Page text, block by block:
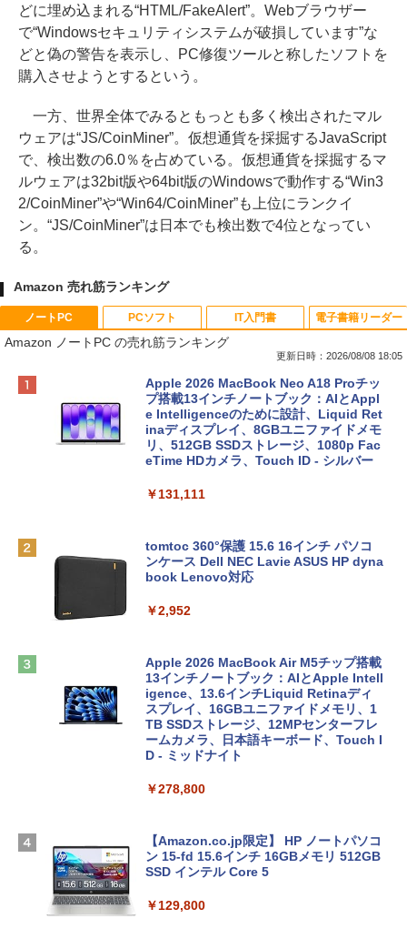
どに埋め込まれる“HTML/FakeAlert”。Webブラウザー
で“Windowsセキュリティシステムが破損しています”な
どと偽の警告を表示し、PC修復ツールと称したソフトを
購入させようとするという。
一方、世界全体でみるともっとも多く検出されたマル
ウェアは“JS/CoinMiner”。仮想通貨を採掘するJavaScript
で、検出数の6.0％を占めている。仮想通貨を採掘するマ
ルウェアは32bit版や64bit版のWindowsで動作する“Win3
2/CoinMiner”や“Win64/CoinMiner”も上位にランクイ
ン。“JS/CoinMiner”は日本でも検出数で4位となってい
る。
Amazon 売れ筋ランキング
ノートPC
Amazon ノートPC の売れ筋ランキング
更新日時：2026/08/08 18:05
Apple 2026 MacBook Neo A18 Proチッ
プ搭載13インチノートブック：AIとAppl
e Intelligenceのために設計、Liquid Ret
inaディスプレイ、8GBユニファイドメモ
リ、512GB SSDストレージ、1080p Fac
eTime HDカメラ、Touch ID - シルバー
￥131,111
tomtoc 360°保護 15.6 16インチ パソコ
ンケース Dell NEC Lavie ASUS HP dyna
book Lenovo対応
￥2,952
Apple 2026 MacBook Air M5チップ搭載
13インチノートブック：AIとApple Intell
igence、13.6インチLiquid Retinaディ
スプレイ、16GBユニファイドメモリ、1
TB SSDストレージ、12MPセンターフレ
ームカメラ、日本語キーボード、Touch I
D - ミッドナイト
￥278,800
【Amazon.co.jp限定】 HP ノートパソコ
ン 15-fd 15.6インチ 16GBメモリ 512GB
SSD インテル Core 5
￥129,800
PCソフト IT入門書 電子書籍リーダー